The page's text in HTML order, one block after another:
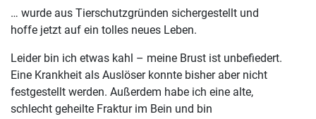
… wurde aus Tierschutzgründen sichergestellt und
hoffe jetzt auf ein tolles neues Leben.
Leider bin ich etwas kahl – meine Brust ist unbefiedert.
Eine Krankheit als Auslöser konnte bisher aber nicht
festgestellt werden. Außerdem habe ich eine alte,
schlecht geheilte Fraktur im Bein und bin